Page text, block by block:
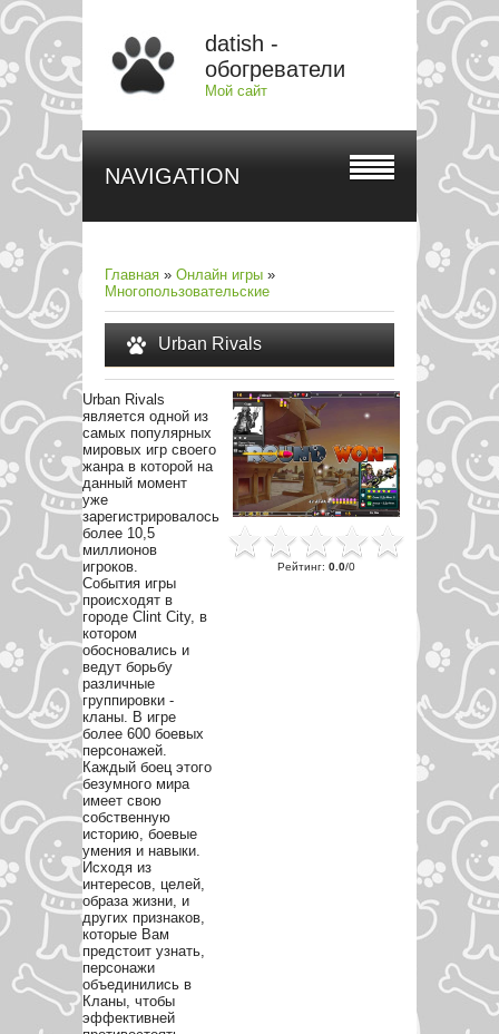
datish -
обогреватели
Мой сайт
NAVIGATION
Главная » Онлайн игры »
Многопользовательские
Urban Rivals
Urban Rivals
является одной из
самых популярных
мировых игр своего
жанра в которой на
данный момент
уже
зарегистрировалось
более 10,5
миллионов
игроков.
События игры
происходят в
городе Clint City, в
котором
обоcновались и
ведут борьбу
различные
группировки -
кланы. В игре
более 600 боевых
персонажей.
Каждый боец этого
безумного мира
имеет свою
собственную
историю, боевые
умения и навыки.
Исходя из
интересов, целей,
образа жизни, и
других признаков,
которые Вам
предстоит узнать,
персонажи
объединились в
Кланы, чтобы
эффективней
Рейтинг: 0.0/0